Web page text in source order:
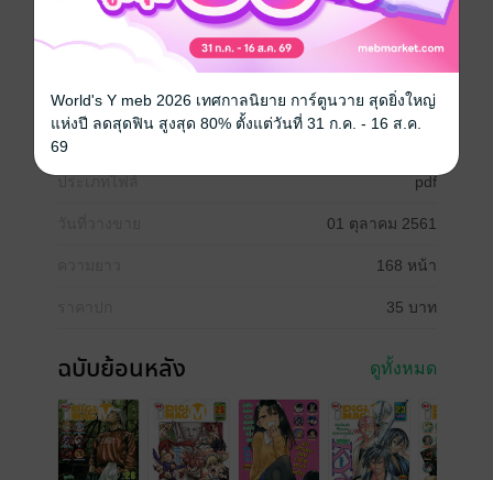
PSYCHO BANK บัตรมรณะ – ตอนที่ 9
สิงห์สนาม – หยุดลง 1 ครั้งครับ
จินมี่หมัดเหล็ก LEGENDS – หยุดลง 1 ครั้งครับ
Q.E.D.iff – หยุดลง 1 ครั้งครับ
ฝ่ายุคมฤตยู – หยุดลง 1 ครั้งครับ
ประเภทไฟล์ pdf
01 ตุลาคม 2561
168 หน้า
35 บาท
ฉบับย้อนหลัง ดูทั้งหมด
World's Y meb 2026 เทศกาลนิยาย การ์ตูนวาย สุดยิ่งใหญ่
แห่งปี ลดสุดฟิน สูงสุด 80% ตั้งแต่วันที่ 31 ก.ค. - 16 ส.ค.
69